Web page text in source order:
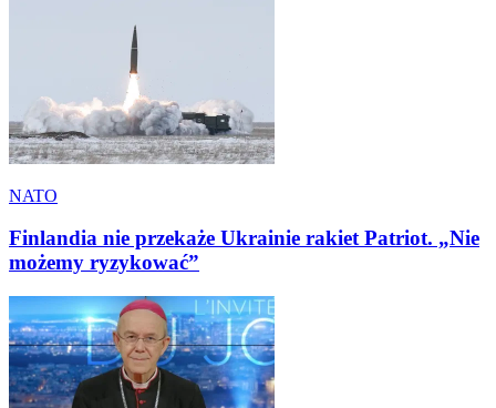
NATO
Finlandia nie przekaże Ukrainie rakiet Patriot. „Nie
możemy ryzykować”